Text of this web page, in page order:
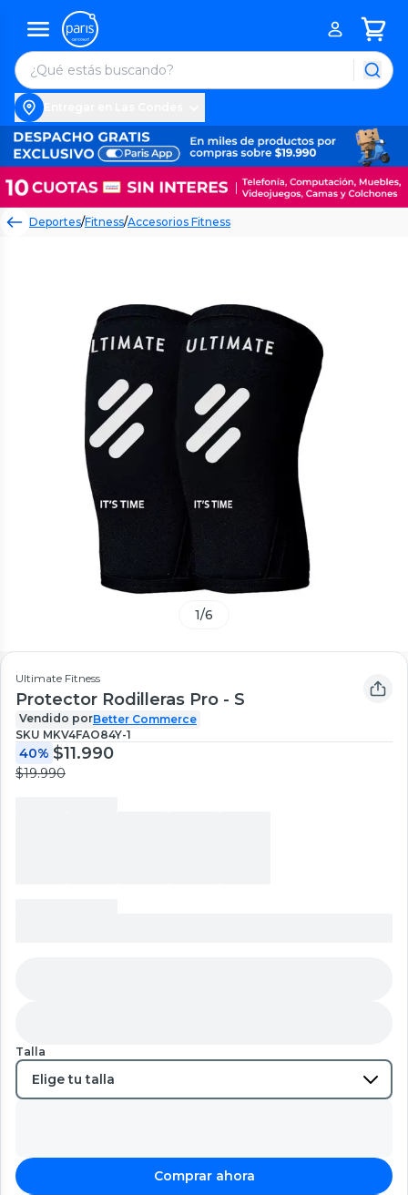
Deportes/Fitness/Accesorios Fitness
1/6
Ultimate Fitness
Protector Rodilleras Pro - S
Vendido porBetter Commerce
SKU MKV4FAO84Y-1
40% $11.990
$19.990
Talla
Comprar ahora